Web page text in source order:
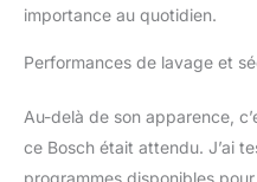
importance au quotidien.
Performances de lavage et
Au-delà de son apparence,
ce Bosch était attendu. J’ai
programmes disponibles